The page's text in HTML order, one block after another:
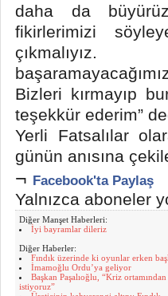
daha da
fikirlerimizi
çıkmalıyız.
Bizleri kırmayıp
teşekkür ederim”
Yerli Fatsalılar
günün anısına
¬ Facebook'ta Paylaş
Yalnızca aboneler
Diğer Manşet Haberleri:
İyi bayramlar dileriz
Diğer Haberler:
Fındık üzerinde ki oyunlar erken
İmamoğlu Ordu’ya geliyor
Başkan Paşalıoğlu, “Kriz
istiyoruz”